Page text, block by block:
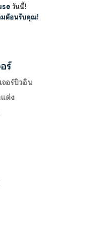
วันนี้!
ต้อนรับคุณ!
ร์
จอร์บิวอิน
ต่ง